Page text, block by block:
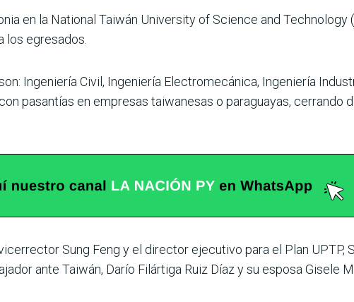
en la National Taiwán University of Science and Technology
los egresados.
Ingeniería Civil, Ingeniería Electromecánica, Ingeniería
pasantías en empresas taiwanesas o paraguayas, cerrando
Sung Feng y el director ejecutivo para el Plan UPTP,
ante Taiwán, Darío Filártiga Ruiz Díaz y su esposa Gisele